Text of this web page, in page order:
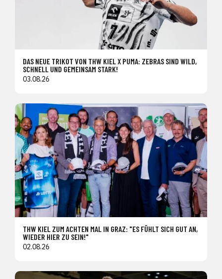
DAS NEUE TRIKOT VON THW KIEL X PUMA: ZEBRAS SIND WILD,
SCHNELL UND GEMEINSAM STARK!
03.08.26
THW KIEL ZUM ACHTEN MAL IN GRAZ: "ES FÜHLT SICH GUT AN,
WIEDER HIER ZU SEIN!"
02.08.26